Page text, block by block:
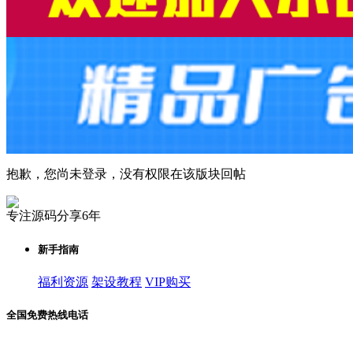
抱歉，您尚未登录，没有权限在该版块回帖
专注源码分享6年
新手指南
福利资源 架设教程 VIP购买
全国免费热线电话